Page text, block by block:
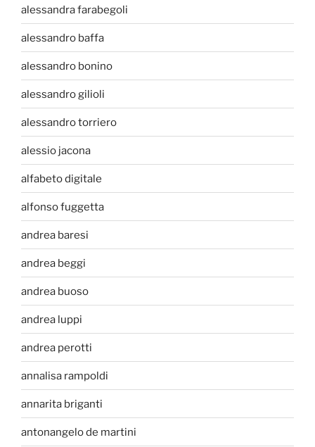
alessandra farabegoli
alessandro baffa
alessandro bonino
alessandro gilioli
alessandro torriero
alessio jacona
alfabeto digitale
alfonso fuggetta
andrea baresi
andrea beggi
andrea buoso
andrea luppi
andrea perotti
annalisa rampoldi
annarita briganti
antonangelo de martini